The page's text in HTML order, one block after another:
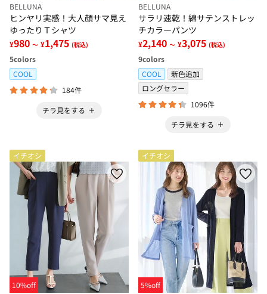
BELLUNA
ヒンヤリ実感！大人顔サマ見え
ゆったりＴシャツ
¥980 ～ ¥1,475 (税込)
5colors
COOL
184件
チラ見をする
BELLUNA
サラリ速乾！綿サテンストレッ
チカラーパンツ
¥2,140 ～ ¥3,075 (税込)
9colors
COOL
新色追加
ロングセラー
1096件
チラ見をする
イチオシ
10%off
イチオシ
5%off